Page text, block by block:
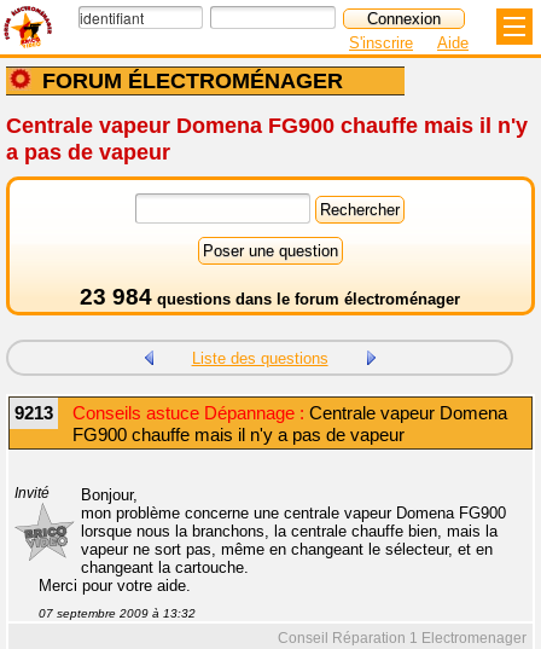
FORUM ÉLECTROMÉNAGER
S'inscrire Aide
Centrale vapeur Domena FG900 chauffe mais il n'y
a pas de vapeur
23 984 questions dans le forum électroménager
Liste des questions
9213 Conseils astuce Dépannage : Centrale vapeur Domena
FG900 chauffe mais il n'y a pas de vapeur
Invité
Bonjour,
mon problème concerne une centrale vapeur Domena FG900
lorsque nous la branchons, la centrale chauffe bien, mais la
vapeur ne sort pas, même en changeant le sélecteur, et en
changeant la cartouche.
Merci pour votre aide.
07 septembre 2009 à 13:32
Conseil Réparation 1 Electromenager